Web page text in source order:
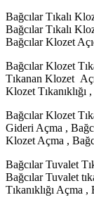
Bağcılar Tıkalı
Bağcılar Tıkalı
Bağcılar Klozet
Bağcılar Klozet
Tıkanan Klozet
Klozet Tıkanıklığı
Bağcılar Klozet
Gideri Açma ,
Klozet Açma ,
Bağcılar Tuvalet
Bağcılar Tuvalet
Tıkanıklığı Açma ,